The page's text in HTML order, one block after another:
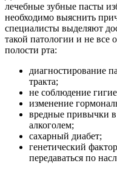
лечебные зубные пасты
необходимо выяснить
специалисты выделяют
такой патологии и не все
полости рта:
диагностирование
тракта;
не соблюдение
изменение
вредные привычки в
алкоголем;
сахарный диабет;
генетический
передаваться по